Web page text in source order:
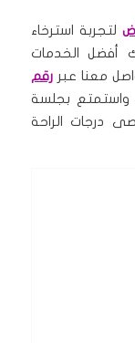
لتجربة استرخاء
أفضل الخدمات
معنا عبررقم
واستمتع بجلسة
درجات الراحة